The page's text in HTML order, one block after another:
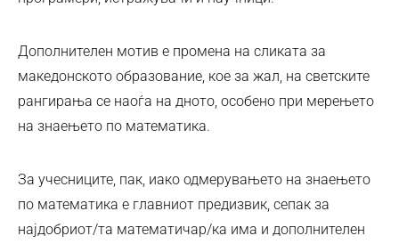
Дополнителен мотив е промена на сликата за
македонското образование, кое за жал, на светските
рангирања се наоѓа на дното, особено при мерењето
на знаењето по математика.
За учесниците, пак, иако одмерувањето на знаењето
по математика е главниот предизвик, сепак за
најдобриот/та математичар/ка има и дополнителен